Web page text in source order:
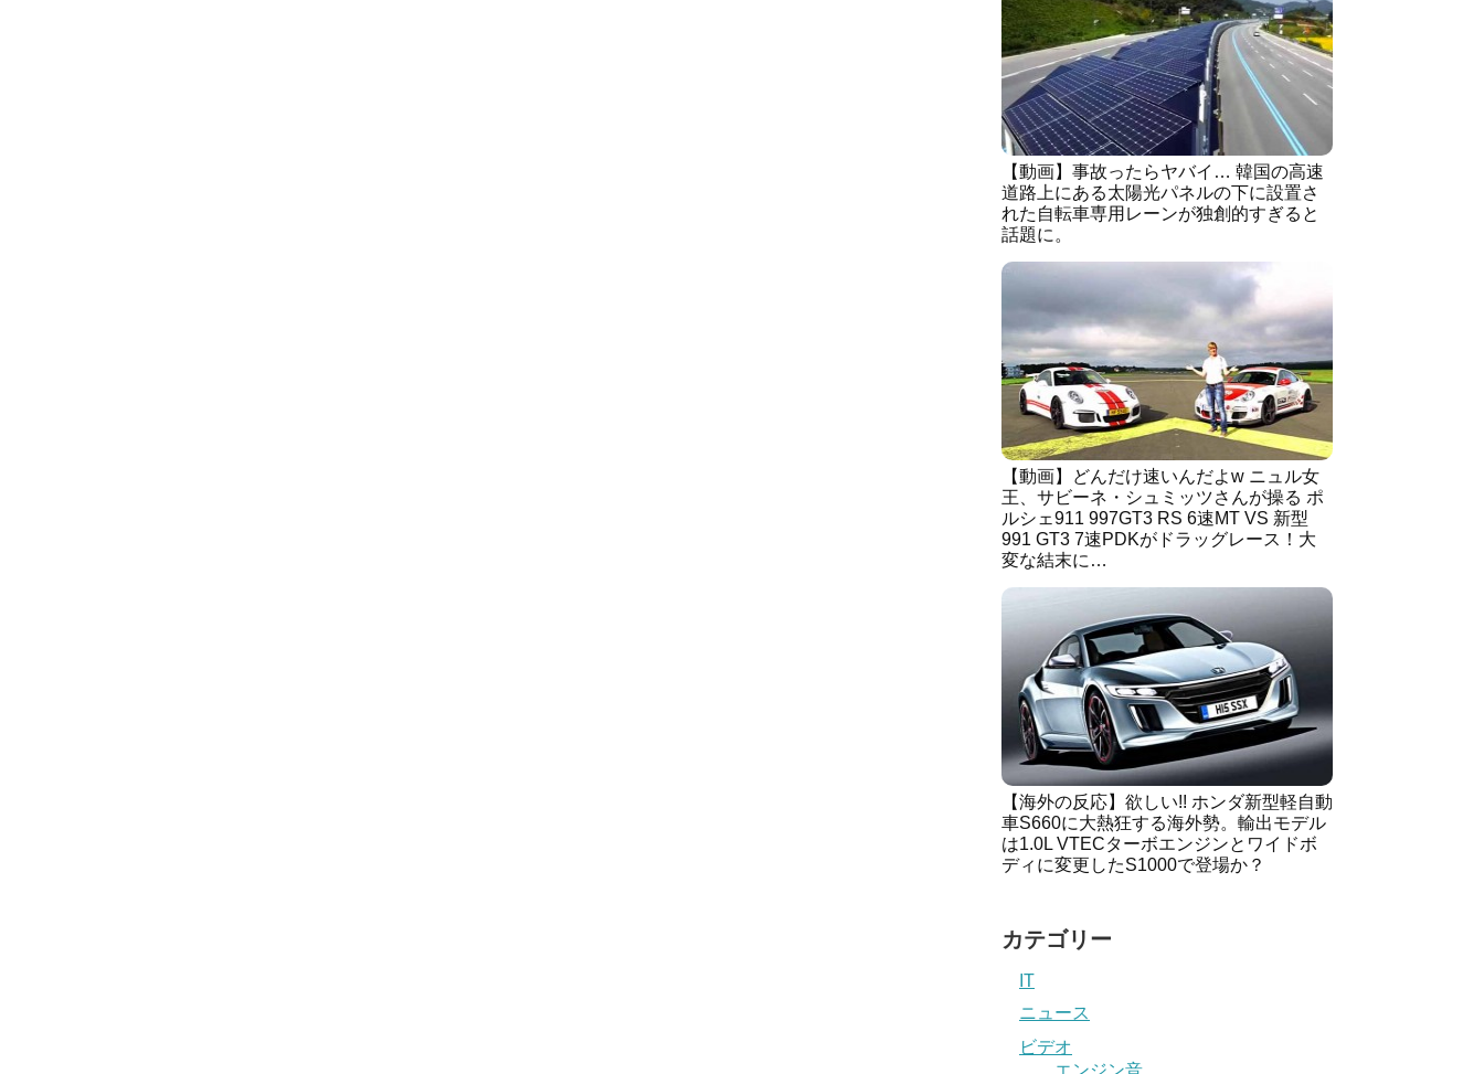
【動画】事故ったらヤバイ… 韓国の高速
道路上にある太陽光パネルの下に設置さ
れた自転車専用レーンが独創的すぎると
話題に。
【動画】どんだけ速いんだよw ニュル女
王、サビーネ・シュミッツさんが操る ポ
ルシェ911 997GT3 RS 6速MT VS 新型
991 GT3 7速PDKがドラッグレース！大
変な結末に…
【海外の反応】欲しい!! ホンダ新型軽自動
車S660に大熱狂する海外勢。輸出モデル
は1.0L VTECターボエンジンとワイドボ
ディに変更したS1000で登場か？
カテゴリー
IT
ニュース
ビデオ
エンジン音